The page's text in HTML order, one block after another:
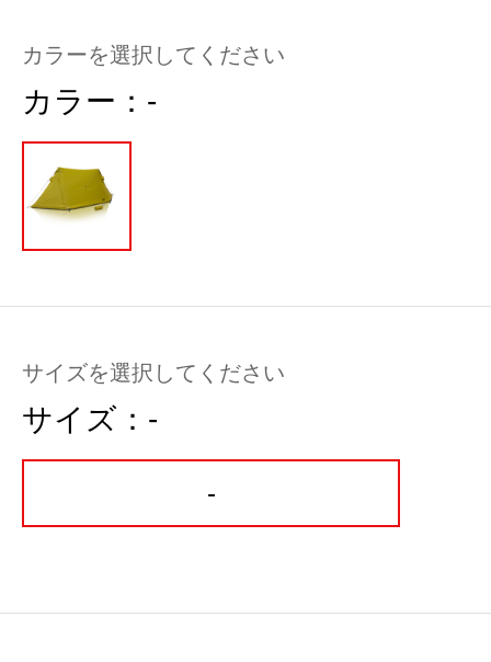
カラーを選択してください
カラー： -
サイズを選択してください
サイズ： -
-